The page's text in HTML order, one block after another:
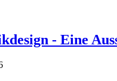
- Eine